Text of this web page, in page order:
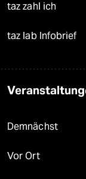
taz zahl ich
taz lab Infobrief
Demnächst
Vor Ort